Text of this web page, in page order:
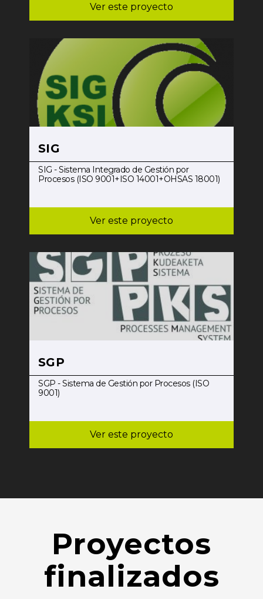
Ver este proyecto
SIG
SIG - Sistema Integrado de Gestión por
Procesos (ISO 9001+ISO 14001+OHSAS 18001)
Ver este proyecto
SGP
SGP - Sistema de Gestión por Procesos (ISO
9001)
Ver este proyecto
Proyectos
finalizados